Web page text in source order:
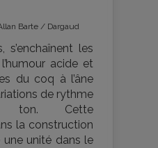
Barte / Dargaud
les
acide et
du coq à l’âne
de rythme
ton. Cette
la construction
une unité dans le